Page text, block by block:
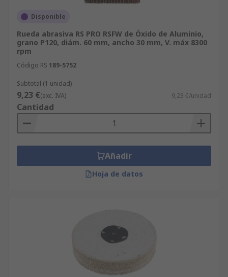
Disponible
Rueda abrasiva RS PRO RSFW de Óxido de Aluminio,
grano P120, diám. 60 mm, ancho 30 mm, V. máx 8300
rpm
Código RS 189-5752
Subtotal (1 unidad)
9,23 €(exc. IVA) 9,23 €/unidad
Cantidad
Añadir
Hoja de datos